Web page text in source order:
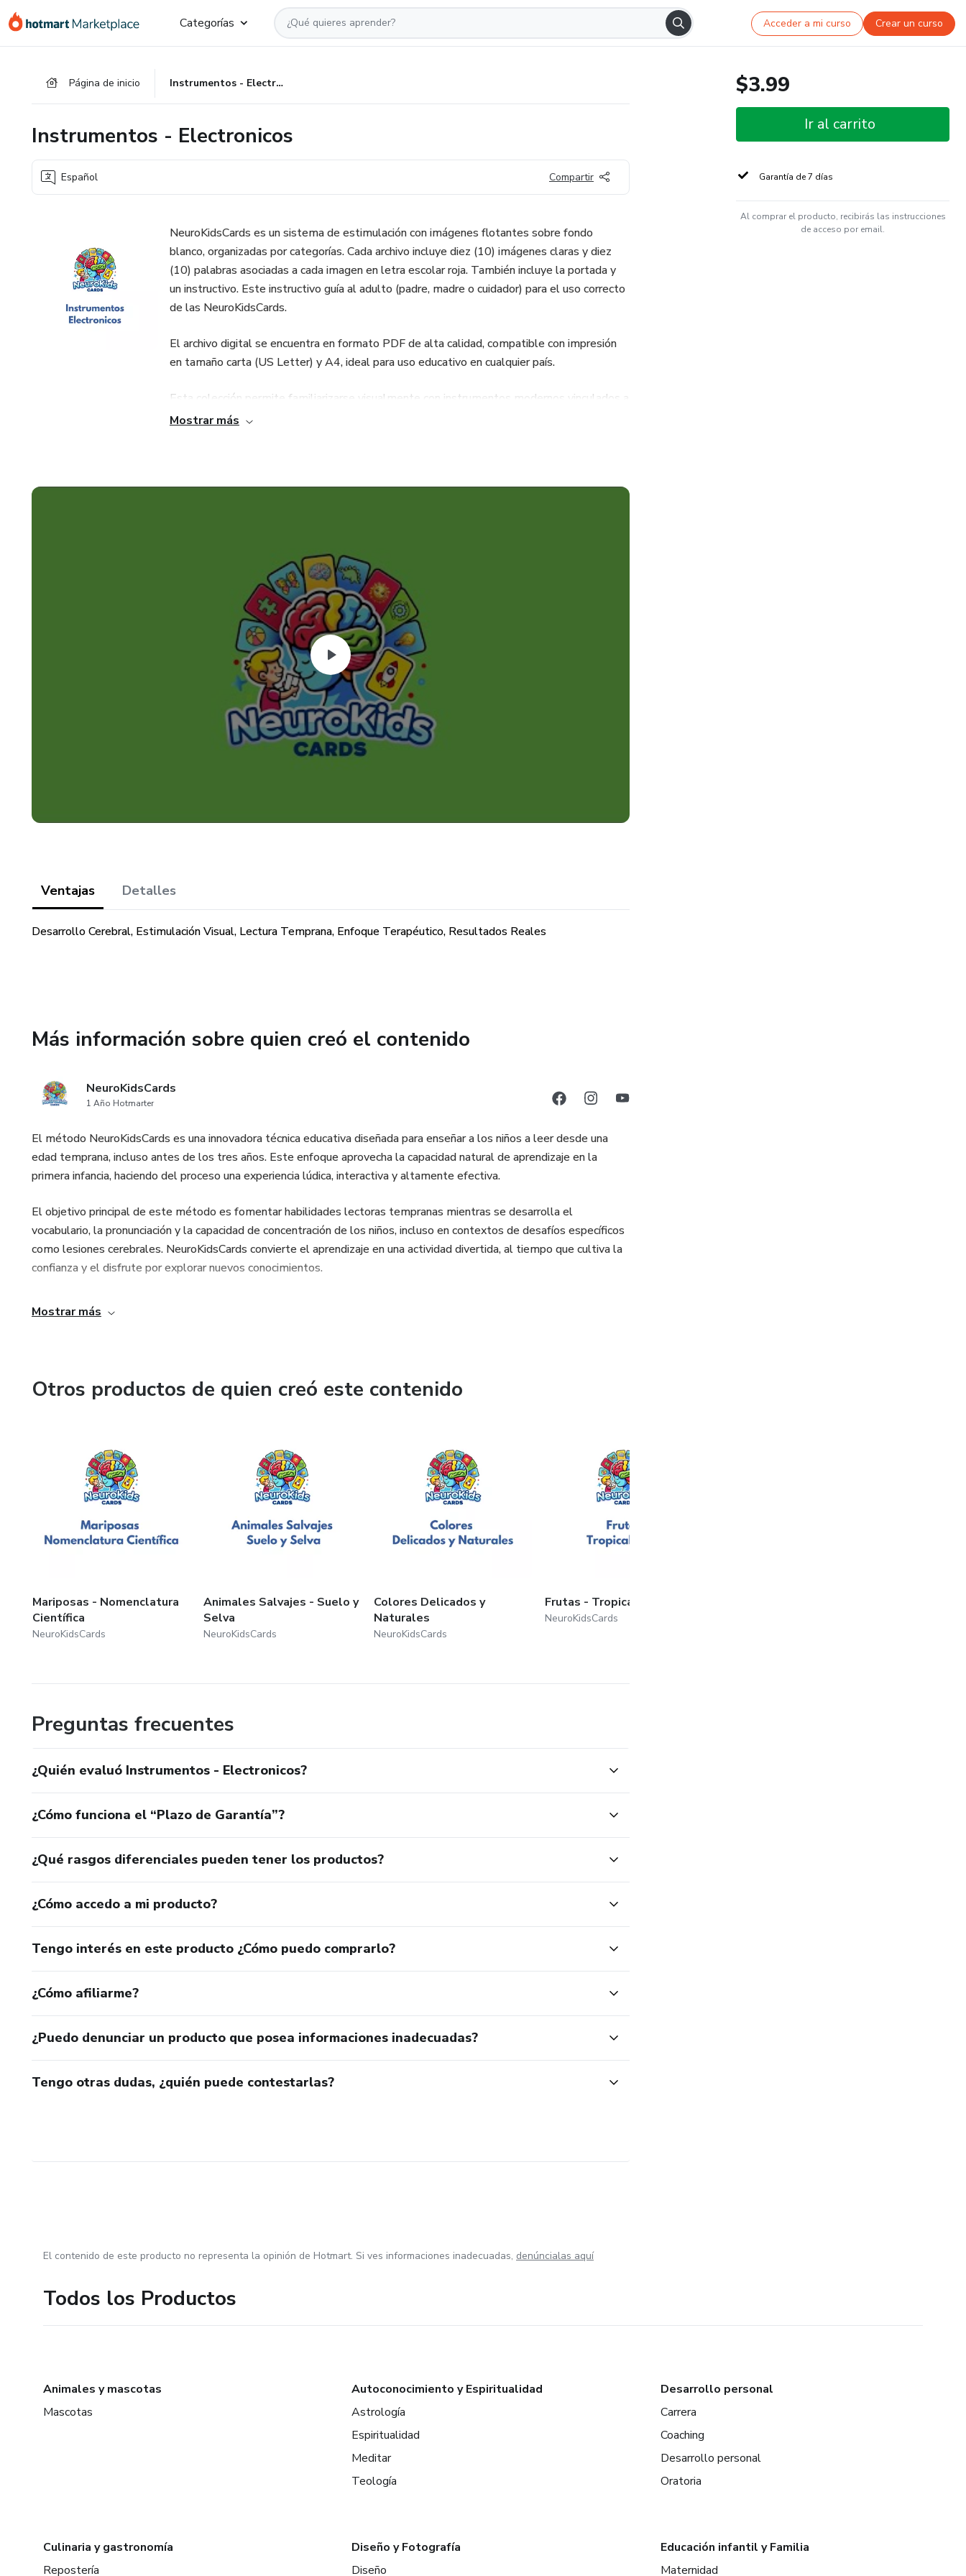
Categorías Acceder a mi curso Crear un curso
Página de inicio Instrumentos - Electronicos
Instrumentos - Electronicos
Español Compartir
NeuroKidsCards es un sistema de estimulación con imágenes flotantes sobre fondo
blanco, organizadas por categorías. Cada archivo incluye diez (10) imágenes claras y diez
(10) palabras asociadas a cada imagen en letra escolar roja. También incluye la portada y
un instructivo. Este instructivo guía al adulto (padre, madre o cuidador) para el uso correcto
de las NeuroKidsCards.
El archivo digital se encuentra en formato PDF de alta calidad, compatible con impresión
en tamaño carta (US Letter) y A4, ideal para uso educativo en cualquier país.
Esta colección permite familiarizarse visualmente con instrumentos modernos vinculados a
la tecnología musical. Son útiles para anticipar o reconocer su presencia en contextos
Mostrar más
Ventajas Detalles
Desarrollo Cerebral, Estimulación Visual, Lectura Temprana, Enfoque Terapéutico, Resultados Reales
Más información sobre quien creó el contenido
NeuroKidsCards
1 Año Hotmarter
El método NeuroKidsCards es una innovadora técnica educativa diseñada para enseñar a los niños a leer desde una
edad temprana, incluso antes de los tres años. Este enfoque aprovecha la capacidad natural de aprendizaje en la
primera infancia, haciendo del proceso una experiencia lúdica, interactiva y altamente efectiva.
El objetivo principal de este método es fomentar habilidades lectoras tempranas mientras se desarrolla el
vocabulario, la pronunciación y la capacidad de concentración de los niños, incluso en contextos de desafíos específicos
como lesiones cerebrales. NeuroKidsCards convierte el aprendizaje en una actividad divertida, al tiempo que cultiva la
confianza y el disfrute por explorar nuevos conocimientos.
Mostrar más
Otros productos de quien creó este contenido
Mariposas - Nomenclatura
Científica
NeuroKidsCards
Animales Salvajes - Suelo y
Selva
NeuroKidsCards
Colores Delicados y
Naturales
NeuroKidsCards
Frutas - Tropicales - 3
NeuroKidsCards
Preguntas frecuentes
¿Quién evaluó Instrumentos - Electronicos?
¿Cómo funciona el “Plazo de Garantía”?
¿Qué rasgos diferenciales pueden tener los productos?
¿Cómo accedo a mi producto?
Tengo interés en este producto ¿Cómo puedo comprarlo?
¿Cómo afiliarme?
¿Puedo denunciar un producto que posea informaciones inadecuadas?
Tengo otras dudas, ¿quién puede contestarlas?
$3.99
Ir al carrito
Garantía de 7 días
Al comprar el producto, recibirás las instrucciones
de acceso por email.
El contenido de este producto no representa la opinión de Hotmart. Si ves informaciones inadecuadas, denúncialas aquí
Todos los Productos
Animales y mascotas
Mascotas
Autoconocimiento y Espiritualidad
Astrología
Espiritualidad
Meditar
Teología
Desarrollo personal
Carrera
Coaching
Desarrollo personal
Oratoria
Culinaria y gastronomía
Repostería
Diseño y Fotografía
Diseño
Educación infantil y Familia
Maternidad